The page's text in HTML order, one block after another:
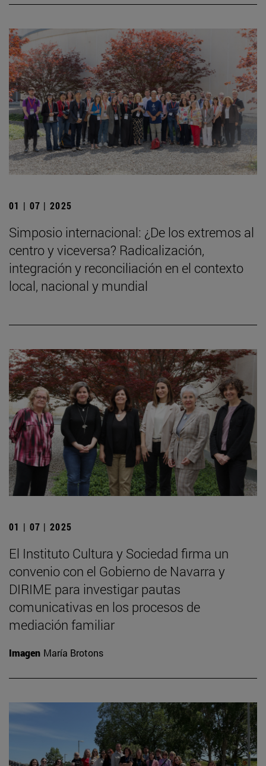
01 | 07 | 2025
Simposio internacional: ¿De los extremos al
centro y viceversa? Radicalización,
integración y reconciliación en el contexto
local, nacional y mundial
01 | 07 | 2025
El Instituto Cultura y Sociedad firma un
convenio con el Gobierno de Navarra y
DIRIME para investigar pautas
comunicativas en los procesos de
mediación familiar
Imagen María Brotons